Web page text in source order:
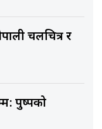
चलचित्र र
पुष्पको